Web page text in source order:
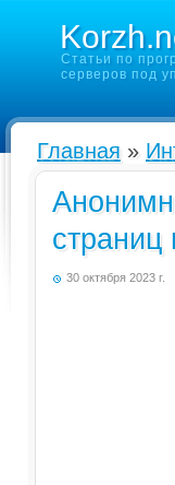
Статьи по
серверов под
Главная »
страниц
30 октября 2023 г.